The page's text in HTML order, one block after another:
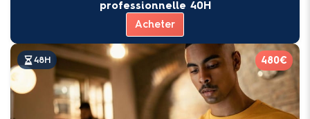
professionnelle 40H
Acheter
48H 480€